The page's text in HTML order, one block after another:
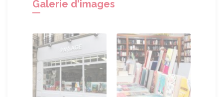
Galerie d'images